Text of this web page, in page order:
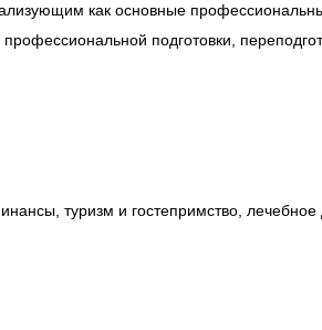
как основные
подготовки,
туризм и гостепримство,